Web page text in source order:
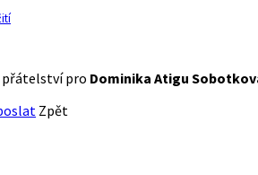
přátelství pro Dominika Atigu
Zpět